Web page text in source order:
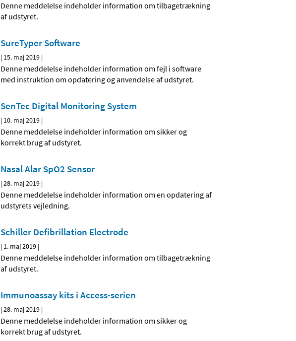
Denne meddelelse indeholder information om tilbagetrækning
af udstyret.
SureTyper Software
| 15. maj 2019 |
Denne meddelelse indeholder information om fejl i software
med instruktion om opdatering og anvendelse af udstyret.
SenTec Digital Monitoring System
| 10. maj 2019 |
Denne meddelelse indeholder information om sikker og
korrekt brug af udstyret.
Nasal Alar SpO2 Sensor
|28. maj 2019 |
Denne meddelelse indeholder information om en opdatering af
udstyrets vejledning.
Schiller Defibrillation Electrode
| 1. maj 2019 |
Denne meddelelse indeholder information om tilbagetrækning
af udstyret.
Immunoassay kits i Access-serien
|28. maj 2019 |
Denne meddelelse indeholder information om sikker og
korrekt brug af udstyret.